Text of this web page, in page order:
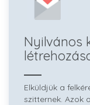
Nyilvános
Elküldjük a
szitternek. Azok